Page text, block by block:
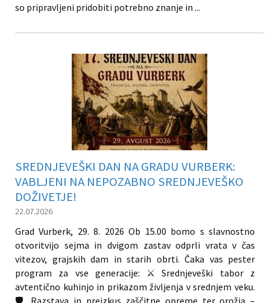
so pripravljeni pridobiti potrebno znanje in ...
SREDNJEVEŠKI DAN NA GRADU VURBERK:
VABLJENI NA NEPOZABNO SREDNJEVEŠKO
DOŽIVETJE!
22.07.2026
Grad Vurberk, 29. 8. 2026 Ob 15.00 bomo s slavnostno
otvoritvijo sejma in dvigom zastav odprli vrata v čas
vitezov, grajskih dam in starih obrti. Čaka vas pester
program za vse generacije: ⚔️ Srednjeveški tabor z
avtentično kuhinjo in prikazom življenja v srednjem veku.
🛡️ Razstava in preizkus zaščitne opreme ter orožja –